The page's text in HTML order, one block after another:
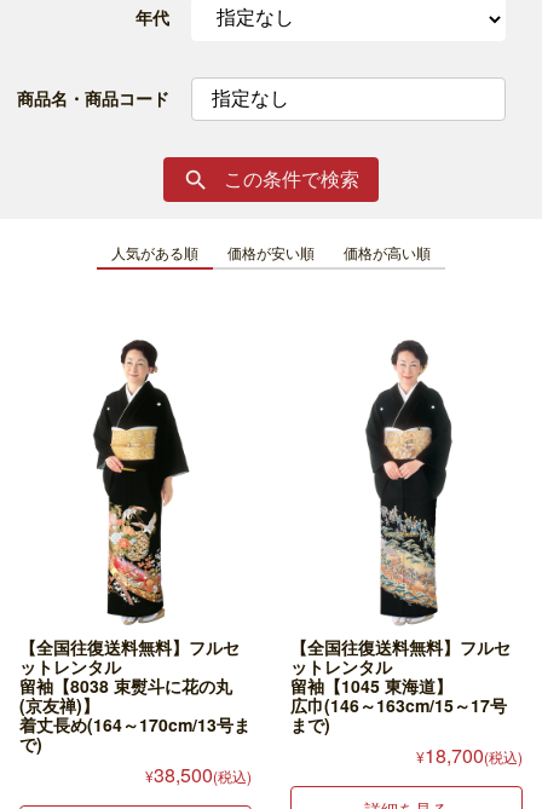
年代
商品名・商品コード
 この条件で検索
人気がある順 価格が安い順 価格が高い順
【全国往復送料無料】フルセ
ットレンタル
留袖【8038 束熨斗に花の丸
(京友禅)】
着丈長め(164～170cm/13号ま
で)
¥38,500(税込)
【全国往復送料無料】フルセ
ットレンタル
留袖【1045 東海道】
広巾(146～163cm/15～17号
まで)
¥18,700(税込)